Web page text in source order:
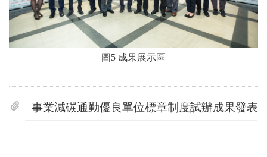
圖 5 成果展示區
事業減碳通勤優良單位標章制度試辦成果發表